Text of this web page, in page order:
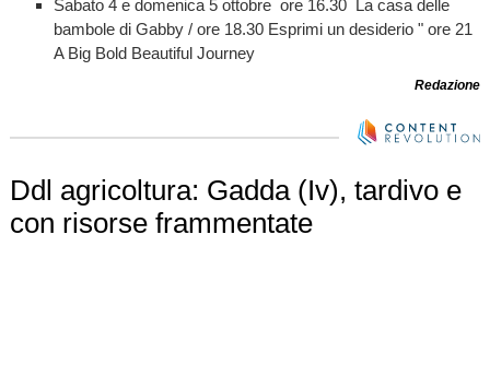
Sabato 4 e domenica 5 ottobre ore 16.30 La casa delle
bambole di Gabby / ore 18.30 Esprimi un desiderio " ore 21
A Big Bold Beautiful Journey
Redazione
Ddl agricoltura: Gadda (Iv), tardivo e
con risorse frammentate